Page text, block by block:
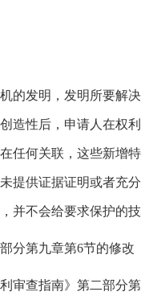
的发明，发明所要解
造性后，申请人在权
任何关联，这些新增
提供证据证明或者充
并不会给要求保护的
分第九章第6节的修改
利审查指南》第二部分